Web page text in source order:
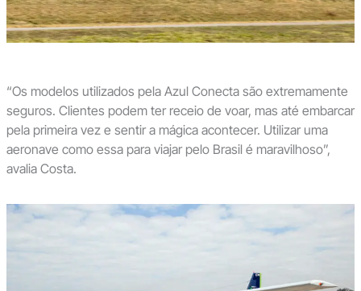
“Os modelos utilizados pela Azul Conecta são extremamente
seguros. Clientes podem ter receio de voar, mas até embarcar
pela primeira vez e sentir a mágica acontecer. Utilizar uma
aeronave como essa para viajar pelo Brasil é maravilhoso”,
avalia Costa.